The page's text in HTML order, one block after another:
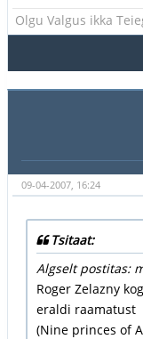
Olgu Valgus ikka
09-04-2007, 16:24
Tsitaat:
Algselt postitas:
Roger Zelazny
eraldi raamatust
(Nine princes of